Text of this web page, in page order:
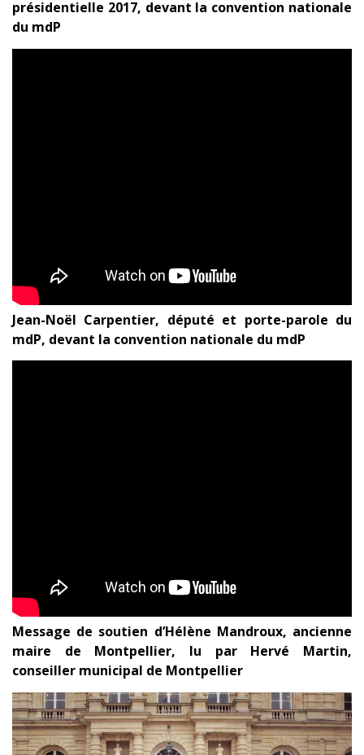
présidentielle 2017, devant la convention nationale
du mdP
Jean-Noël Carpentier, député et porte-parole du
mdP, devant la convention nationale du mdP
Message de soutien d’Hélène Mandroux, ancienne
maire de Montpellier, lu par Hervé Martin,
conseiller municipal de Montpellier